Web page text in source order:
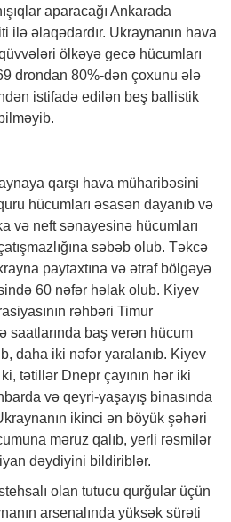
aparacağı Ankarada
ilə əlaqədardır. Ukraynanın hava
ölkəyə gecə hücumları
drondan 80%-dən çoxunu ələ
istifadə edilən beş ballistik
qarşı hava müharibəsini
hücumları əsasən dayanıb və
və neft sənayesinə hücumları
səbəb olub. Təkcə
paytaxtına və ətraf bölgəyə
60 nəfər həlak olub. Kiyev
rəhbəri Timur
saatlarında baş verən hücum
daha iki nəfər yaralanıb. Kiyev
tətillər Dnepr çayının hər iki
və qeyri-yaşayış binasında
ikinci ən böyük şəhəri
məruz qalıb, yerli rəsmilər
dəydiyini bildiriblər.
olan tutucu qurğular üçün
arsenalında yüksək sürəti